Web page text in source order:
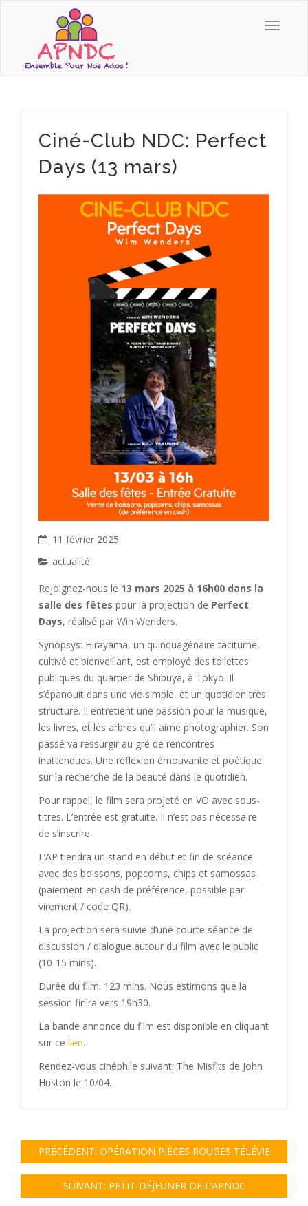
Ciné-Club NDC: Perfect
Days (13 mars)
11 février 2025
actualité
Rejoignez-nous le 13 mars 2025 à 16h00 dans la
salle des fêtes pour la projection de Perfect
Days, réalisé par Win Wenders.
Synopsys: Hirayama, un quinquagénaire taciturne,
cultivé et bienveillant, est employé des toilettes
publiques du quartier de Shibuya, à Tokyo. Il
s’épanouit dans une vie simple, et un quotidien très
structuré. Il entretient une passion pour la musique,
les livres, et les arbres qu’il aime photographier. Son
passé va ressurgir au gré de rencontres
inattendues. Une réflexion émouvante et poétique
sur la recherche de la beauté dans le quotidien.
Pour rappel, le film sera projeté en VO avec sous-
titres. L’entrée est gratuite. Il n’est pas nécessaire
de s’inscrire.
L’AP tiendra un stand en début et fin de scéance
avec des boissons, popcorns, chips et samossas
(paiement en cash de préférence, possible par
virement / code QR).
La projection sera suivie d’une courte séance de
discussion / dialogue autour du film avec le public
(10-15 mins).
Durée du film: 123 mins. Nous estimons que la
session finira vers 19h30.
La bande annonce du film est disponible en cliquant
sur ce lien.
Rendez-vous cinéphile suivant: The Misfits de John
Huston le 10/04.
PRÉCÉDENT: OPÉRATION PIÈCES ROUGES TÉLÉVIE
SUIVANT: PETIT-DÉJEUNER DE L’APNDC